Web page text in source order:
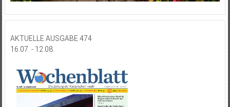
AKTUELLE AUSGABE 474
16.07. - 12.08.